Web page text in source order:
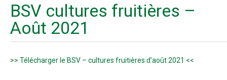
BSV cultures fruitières –
Août 2021
>> Télécharger le BSV – cultures fruitières d’août 2021 <<